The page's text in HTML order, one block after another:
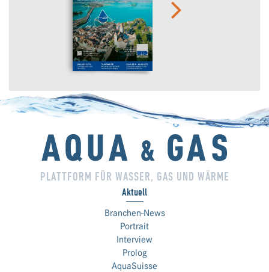
PLATTFORM FÜR WASSER, GAS UND WÄRME
Aktuell
Branchen-News
Portrait
Interview
Prolog
AquaSuisse